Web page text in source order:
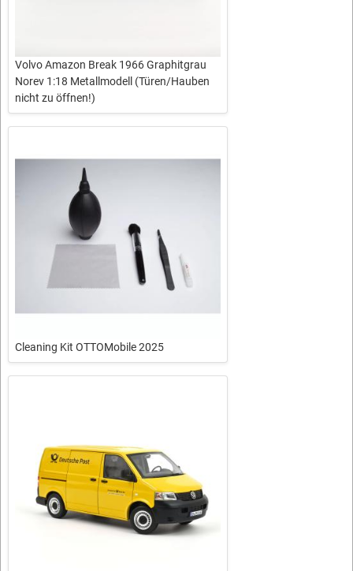
Volvo Amazon Break 1966 Graphitgrau
Norev 1:18 Metallmodell (Türen/Hauben
nicht zu öffnen!)
Cleaning Kit OTTOMobile 2025